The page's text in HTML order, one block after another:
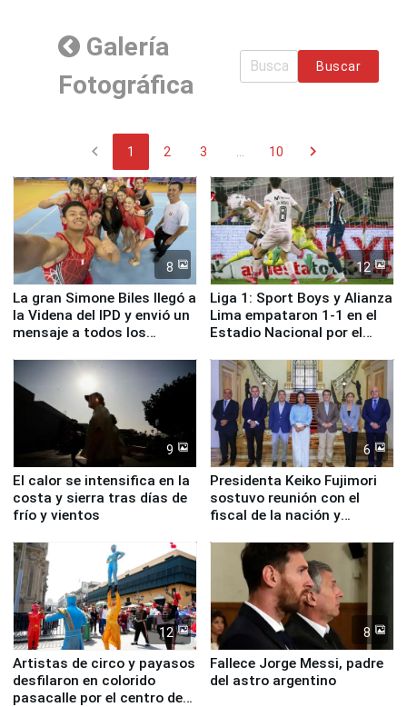
Galería
Fotográfica
Buscar
chevron_left 1 2 3 10 chevron_right
8
La gran Simone Biles llegó a
la Videna del IPD y envió un
mensaje a todos los
12
Liga 1: Sport Boys y Alianza
Lima empataron 1-1 en el
Estadio Nacional por el
9
El calor se intensifica en la
costa y sierra tras días de
frío y vientos
6
Presidenta Keiko Fujimori
sostuvo reunión con el
fiscal de la nación y
12
Artistas de circo y payasos
desfilaron en colorido
pasacalle por el centro de
8
Fallece Jorge Messi, padre
del astro argentino